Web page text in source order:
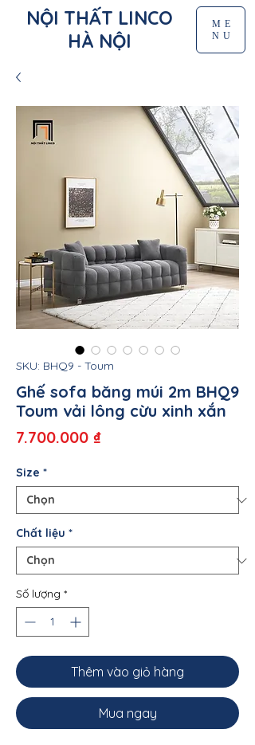
NỘI THẤT LINCO
HÀ NỘI
ME
NU
SKU: BHQ9 - Toum
Ghế sofa băng múi 2m BHQ9
Toum vải lông cừu xinh xắn
7.700.000 ₫Giá
Size *
Chất liệu *
Số lượng *
Thêm vào giỏ hàng
Mua ngay